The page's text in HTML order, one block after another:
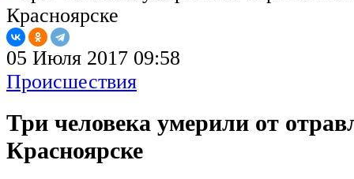
05 Июля 2017 09:58
Происшествия
Три человека умерили от
Красноярске